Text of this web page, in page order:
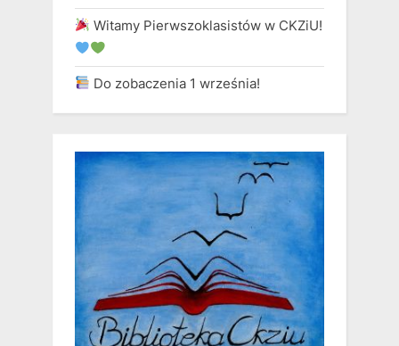
Witamy Pierwszoklasistów w CKZiU!
Do zobaczenia 1 września!